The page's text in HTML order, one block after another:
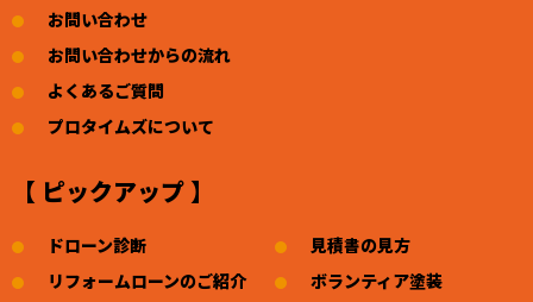
お問い合わせ
お問い合わせからの流れ
よくあるご質問
プロタイムズについて
【 ピックアップ 】
ドローン診断
リフォームローンのご紹介
見積書の見方
ボランティア塗装